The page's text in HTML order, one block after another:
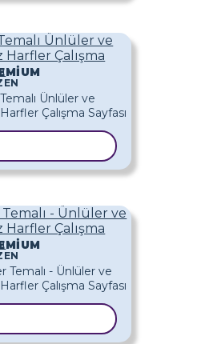
Ünlüler ve
Harfler Çalışma
- Ünlüler ve
Harfler Çalışma